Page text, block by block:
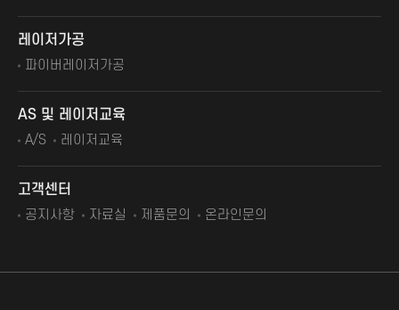
레이저가공
파이버레이저가공
AS 및 레이저교육
A/S 레이저교육
고객센터
공지사항 자료실 제품문의 온라인문의